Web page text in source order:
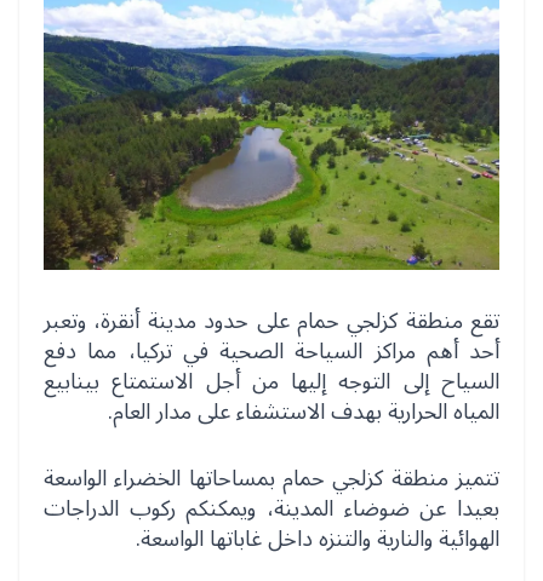
تقع منطقة كزلجي حمام على حدود مدينة أنقرة، وتعبر
أحد أهم مراكز السياحة الصحية في تركيا، مما دفع
السياح إلى التوجه إليها من أجل الاستمتاع بينابيع
المياه الحرارية بهدف الاستشفاء على مدار العام.
تتميز منطقة كزلجي حمام بمساحاتها الخضراء الواسعة
بعيدا عن ضوضاء المدينة، ويمكنكم ركوب الدراجات
الهوائية والنارية والتنزه داخل غاباتها الواسعة.